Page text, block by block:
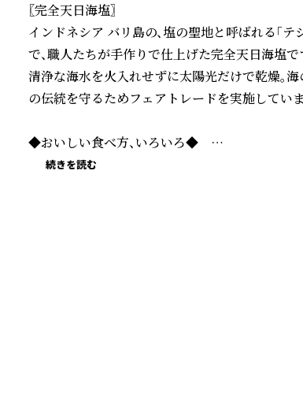
〖完全天日海塩〗
インドネシア バリ島の、塩の聖地と呼ばれる「
で、職人たちが手作りで仕上げた完全天日海塩で
清浄な海水を火入れせずに太陽光だけで乾燥。
の伝統を守るためフェアトレードを実施していま
◆おいしい食べ方、いろいろ◆
続きを読む